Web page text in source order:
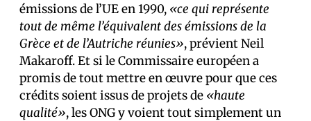
émissions de l’UE en 1990, «ce qui représente
tout de même l’équivalent des émissions de la
Grèce et de l’Autriche réunies», prévient Neil
Makaroff. Et si le Commissaire européen a
promis de tout mettre en œuvre pour que ces
crédits soient issus de projets de «haute
qualité», les ONG y voient tout simplement un